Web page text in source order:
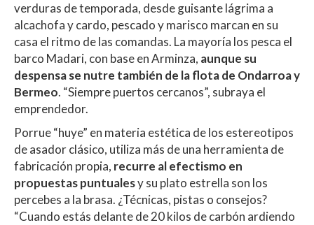
verduras de temporada, desde guisante lágrima a
alcachofa y cardo, pescado y marisco marcan en su
casa el ritmo de las comandas. La mayoría los pesca el
barco Madari, con base en Arminza, aunque su
despensa se nutre también de la flota de Ondarroa y
Bermeo. “Siempre puertos cercanos”, subraya el
emprendedor.
Porrue “huye” en materia estética de los estereotipos
de asador clásico, utiliza más de una herramienta de
fabricación propia, recurre al efectismo en
propuestas puntualesy su plato estrella son los
percebes a la brasa. ¿Técnicas, pistas o consejos?
“Cuando estás delante de 20 kilos de carbón ardiendo